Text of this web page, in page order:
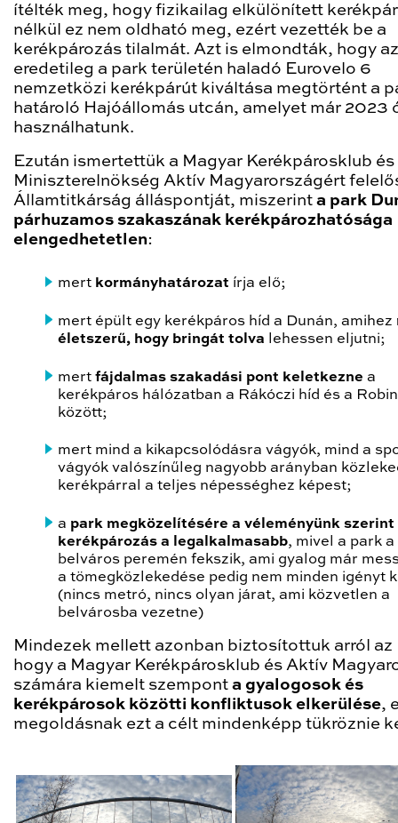
ítélték meg, hogy fizikailag elkülönített
nélkül ez nem oldható meg, ezért vezették be a
kerékpározás tilalmát. Azt is elmondták, hogy az
eredetileg a park területén haladó Eurovelo 6
nemzetközi kerékpárút kiváltása megtörtént a
határoló Hajóállomás utcán, amelyet már 2023
használhatunk.
Ezután ismertettük a Magyar Kerékpárosklub és
Miniszterelnökség Aktív Magyarországért
Államtitkárság álláspontját, miszerint a park
párhuzamos szakaszának kerékpározhatósága
elengedhetetlen:
mert kormányhatározat írja elő;
mert épült egy kerékpáros híd a Dunán, amihez
életszerű, hogy bringát tolva lehessen eljutni;
mert fájdalmas szakadási pont keletkezne a
kerékpáros hálózatban a Rákóczi híd és a
között;
mert mind a kikapcsolódásra vágyók, mind a
vágyók valószínűleg nagyobb arányban
kerékpárral a teljes népességhez képest;
a park megközelítésére a véleményünk szerint
kerékpározás a legalkalmasabb, mivel a park a
belváros peremén fekszik, ami gyalog már
a tömegközlekedése pedig nem minden igényt
(nincs metró, nincs olyan járat, ami közvetlen a
belvárosba vezetne)
Mindezek mellett azonban biztosítottuk arról az
hogy a Magyar Kerékpárosklub és Aktív
számára kiemelt szempont a gyalogosok és
kerékpárosok közötti konfliktusok elkerülése,
megoldásnak ezt a célt mindenképp tükröznie